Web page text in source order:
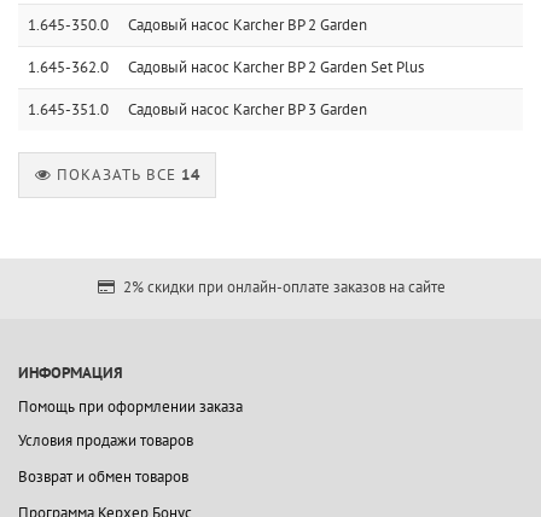
1.645-350.0 Садовый насос Karcher BP 2 Garden
1.645-362.0 Садовый насос Karcher BP 2 Garden Set Plus
1.645-351.0 Садовый насос Karcher BP 3 Garden
ПОКАЗАТЬ ВСЕ 14
2% скидки при онлайн-оплате заказов на сайте
ИНФОРМАЦИЯ
Помощь при оформлении заказа
Условия продажи товаров
Возврат и обмен товаров
Программа Керхер Бонус